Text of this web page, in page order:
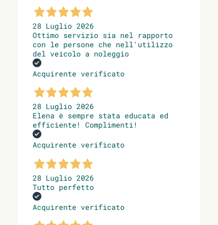
28 Luglio 2026
Ottimo servizio sia nel rapporto
con le persone che nell'utilizzo
del veicolo a noleggio
Acquirente verificato
28 Luglio 2026
Elena è sempre stata educata ed
efficiente! Complimenti!
Acquirente verificato
28 Luglio 2026
Tutto perfetto
Acquirente verificato